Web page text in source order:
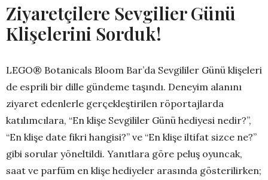
Ziyaretçilere Sevgilier Günü
Klişelerini Sorduk!
LEGO® Botanicals Bloom Bar’da Sevgililer Günü klişeleri
de esprili bir dille gündeme taşındı. Deneyim alanını
ziyaret edenlerle gerçekleştirilen röportajlarda
katılımcılara, “En klişe Sevgililer Günü hediyesi nedir?”,
“En klişe date fikri hangisi?” ve “En klişe iltifat sizce ne?”
gibi sorular yöneltildi. Yanıtlara göre peluş oyuncak,
saat ve parfüm en klişe hediyeler arasında gösterilirken;